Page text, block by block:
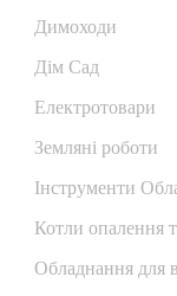
Димоходи
Дім Сад
Електротовари
Земляні роботи
Інструменти
Котли опалення
Обладнання для